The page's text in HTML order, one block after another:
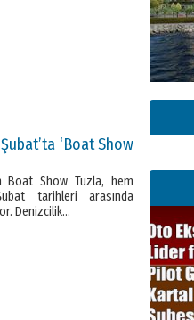
‘Boat Show
Boat Show Tuzla, hem
tarihleri arasında
Denizcilik…